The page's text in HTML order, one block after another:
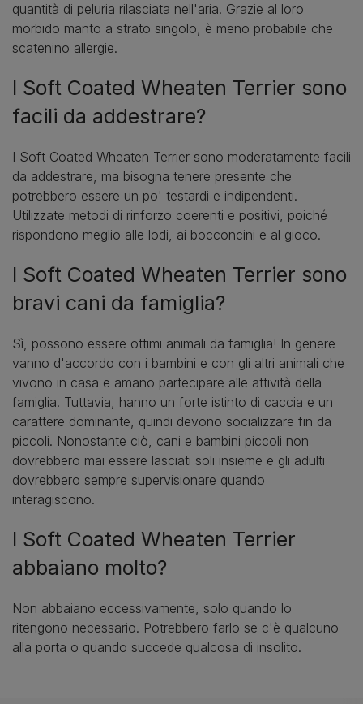
quantità di peluria rilasciata nell'aria. Grazie al loro
morbido manto a strato singolo, è meno probabile che
scatenino allergie.
I Soft Coated Wheaten Terrier sono
facili da addestrare?
I Soft Coated Wheaten Terrier sono moderatamente facili
da addestrare, ma bisogna tenere presente che
potrebbero essere un po' testardi e indipendenti.
Utilizzate metodi di rinforzo coerenti e positivi, poiché
rispondono meglio alle lodi, ai bocconcini e al gioco.
I Soft Coated Wheaten Terrier sono
bravi cani da famiglia?
Sì, possono essere ottimi animali da famiglia! In genere
vanno d'accordo con i bambini e con gli altri animali che
vivono in casa e amano partecipare alle attività della
famiglia. Tuttavia, hanno un forte istinto di caccia e un
carattere dominante, quindi devono socializzare fin da
piccoli. Nonostante ciò, cani e bambini piccoli non
dovrebbero mai essere lasciati soli insieme e gli adulti
dovrebbero sempre supervisionare quando
interagiscono.
I Soft Coated Wheaten Terrier
abbaiano molto?
Non abbaiano eccessivamente, solo quando lo
ritengono necessario. Potrebbero farlo se c'è qualcuno
alla porta o quando succede qualcosa di insolito.